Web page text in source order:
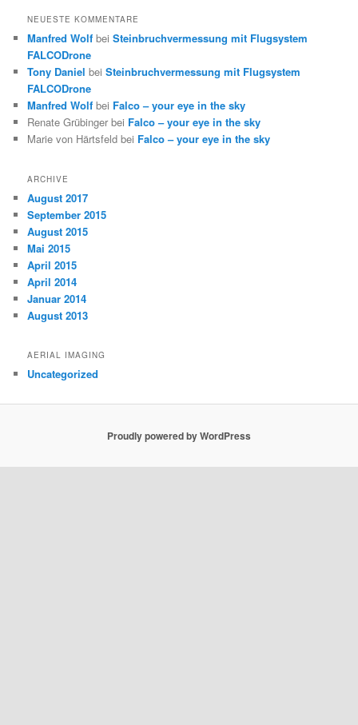
NEUESTE KOMMENTARE
Manfred Wolf beiSteinbruchvermessung mit Flugsystem
FALCODrone
Tony Daniel beiSteinbruchvermessung mit Flugsystem
FALCODrone
Manfred Wolf bei Falco – your eye in the sky
Renate Grübinger bei Falco – your eye in the sky
Marie von Härtsfeld bei Falco – your eye in the sky
ARCHIVE
August 2017
September 2015
August 2015
Mai 2015
April 2015
April 2014
Januar 2014
August 2013
AERIAL IMAGING
Uncategorized
Proudly powered by WordPress